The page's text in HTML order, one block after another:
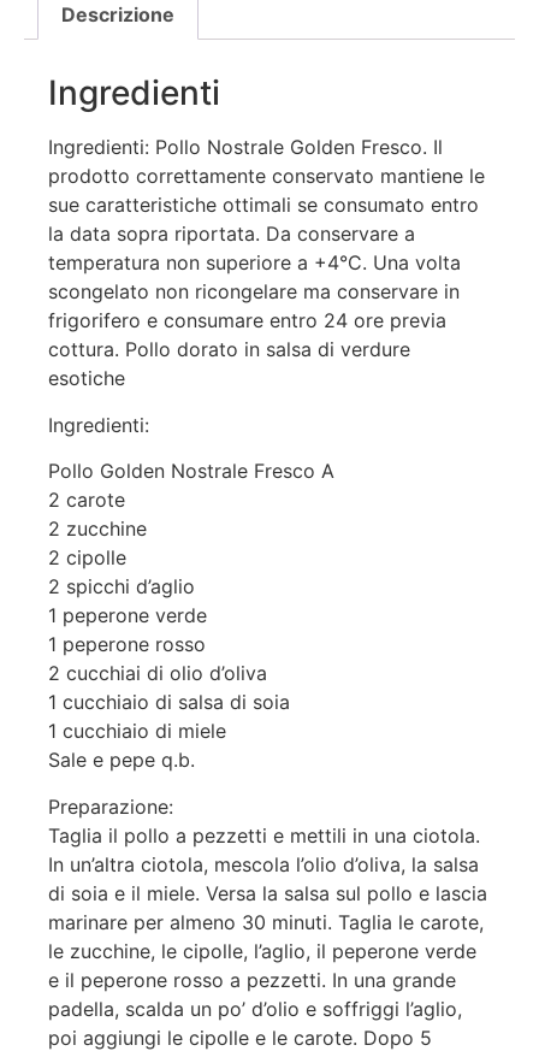
Descrizione
Ingredienti
Ingredienti: Pollo Nostrale Golden Fresco. Il
prodotto correttamente conservato mantiene le
sue caratteristiche ottimali se consumato entro
la data sopra riportata. Da conservare a
temperatura non superiore a +4°C. Una volta
scongelato non ricongelare ma conservare in
frigorifero e consumare entro 24 ore previa
cottura. Pollo dorato in salsa di verdure
esotiche
Ingredienti:
Pollo Golden Nostrale Fresco A
2 carote
2 zucchine
2 cipolle
2 spicchi d’aglio
1 peperone verde
1 peperone rosso
2 cucchiai di olio d’oliva
1 cucchiaio di salsa di soia
1 cucchiaio di miele
Sale e pepe q.b.
Preparazione:
Taglia il pollo a pezzetti e mettili in una ciotola.
In un’altra ciotola, mescola l’olio d’oliva, la salsa
di soia e il miele. Versa la salsa sul pollo e lascia
marinare per almeno 30 minuti. Taglia le carote,
le zucchine, le cipolle, l’aglio, il peperone verde
e il peperone rosso a pezzetti. In una grande
padella, scalda un po’ d’olio e soffriggi l’aglio,
poi aggiungi le cipolle e le carote. Dopo 5